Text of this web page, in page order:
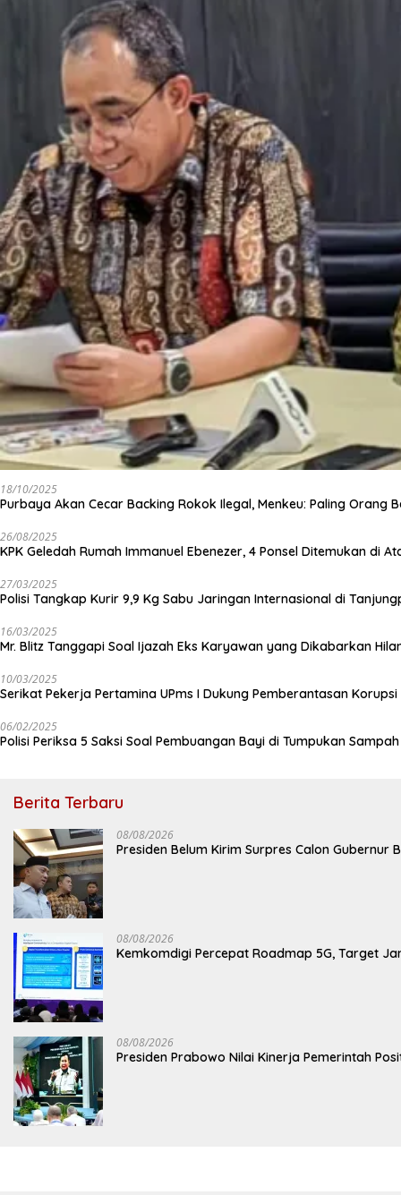
18/10/2025
Purbaya Akan Cecar Backing Rokok Ilegal, Menkeu: Paling Orang
26/08/2025
KPK Geledah Rumah Immanuel Ebenezer, 4 Ponsel Ditemukan di
27/03/2025
Polisi Tangkap Kurir 9,9 Kg Sabu Jaringan Internasional di
16/03/2025
Mr. Blitz Tanggapi Soal Ijazah Eks Karyawan yang Dikabarkan
10/03/2025
Serikat Pekerja Pertamina UPms I Dukung Pemberantasan
06/02/2025
Polisi Periksa 5 Saksi Soal Pembuangan Bayi di Tumpukan
Berita Terbaru
08/08/2026
Presiden Belum Kirim Surpres Calon Gubernur
08/08/2026
Kemkomdigi Percepat Roadmap 5G, Target
08/08/2026
Presiden Prabowo Nilai Kinerja Pemerintah